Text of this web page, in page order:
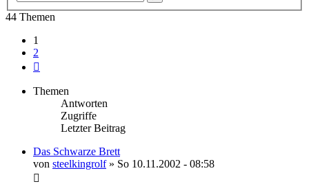
44 Themen
1
2
Themen
Antworten
Zugriffe
Letzter Beitrag
Das Schwarze Brett
von steelkingrolf» So 10.11.2002 - 08:58